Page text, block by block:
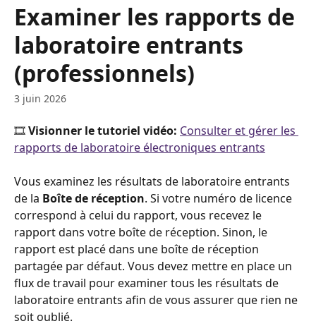
Examiner les rapports de
laboratoire entrants
(professionnels)
3 juin 2026
🎞️ Visionner le tutoriel vidéo: Consulter et gérer les
rapports de laboratoire électroniques entrants
Vous examinez les résultats de laboratoire entrants
de la Boîte de réception. Si votre numéro de licence
correspond à celui du rapport, vous recevez le
rapport dans votre boîte de réception. Sinon, le
rapport est placé dans une boîte de réception
partagée par défaut. Vous devez mettre en place un
flux de travail pour examiner tous les résultats de
laboratoire entrants afin de vous assurer que rien ne
soit oublié.